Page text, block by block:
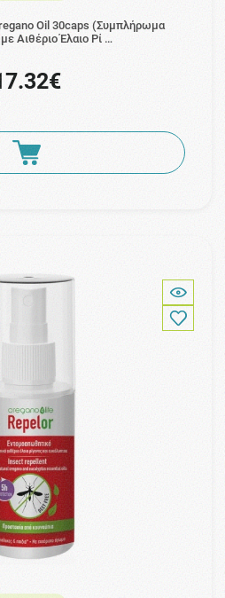
Oil 30caps (Συμπλήρωμα
Αιθέριο Έλαιο Ρί …